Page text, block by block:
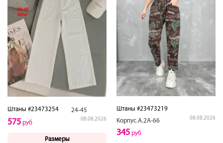
Штаны #23473254 24-45
08.08.2026
575 руб
Размеры
Штаны #23473219
Корпус.А.2А-66
08.08.2026
345 руб